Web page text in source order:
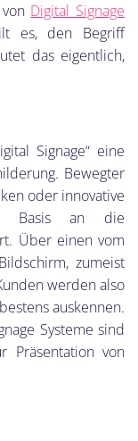
Digital Signage
es, den Begriff
das eigentlich,
Signage“ eine
Bewegter
oder innovative
Basis an die
Über einen vom
zumeist
werden also
auskennen.
Systeme sind
Präsentation von